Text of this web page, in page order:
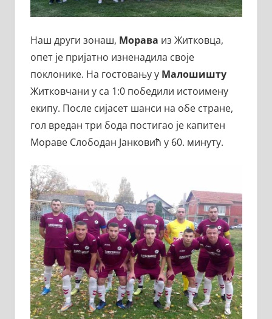
Наш други зонаш, Морава из Житковца,
опет је пријатно изненадила своје
поклонике. На гостовању у Малошишту
Житковчани у са 1:0 победили истоимену
екипу. После сијасет шанси на обе стране,
гол вредан три бода постигао је капитен
Мораве Слободан Јанковић у 60. минуту.